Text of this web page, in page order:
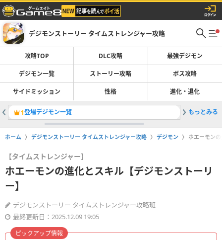
デジモンストーリー タイムストレンジャー攻略
攻略TOP DLC攻略 最強デジモン
デジモン一覧 ストーリー攻略 ボス攻略
サイドミッション 性格 進化・退化
1登場デジモン一覧 2進化・
もっとみる
ホーム デジモンストーリー タイムストレンジャー攻略 デジモン ホエーモン
【タイムストレンジャー】
ホエーモンの進化とスキル【デジモンストーリ
ー】
デジモンストーリー タイムストレンジャー攻略班
最終更新日：2025.12.09 19:05
ピックアップ情報